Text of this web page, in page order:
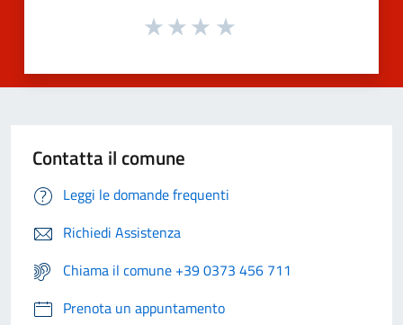
Contatta il comune
Leggi le domande frequenti
Richiedi Assistenza
Chiama il comune +39 0373 456 711
Prenota un appuntamento